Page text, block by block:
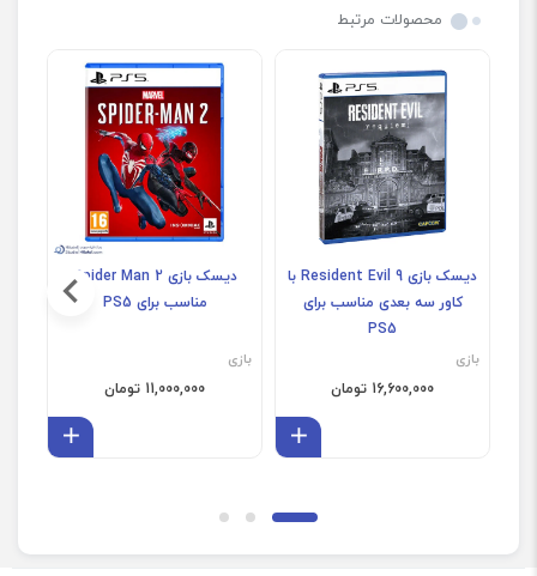
محصولات مرتبط
دیسک بازی Resident Evil 9 با
کاور سه بعدی مناسب برای
PS5
بازی
16,600,000 تومان
دیسک بازی Spider Man 2
مناسب برای PS5
بازی
11,000,000 تومان